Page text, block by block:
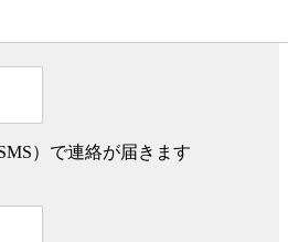
）で連絡が届きます